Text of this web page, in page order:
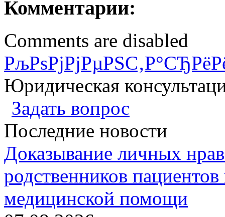
Комментарии:
Comments are disabled
Юридическая
Задать вопрос
Последние новости
Доказывание личных
родственников
медицинской помощи